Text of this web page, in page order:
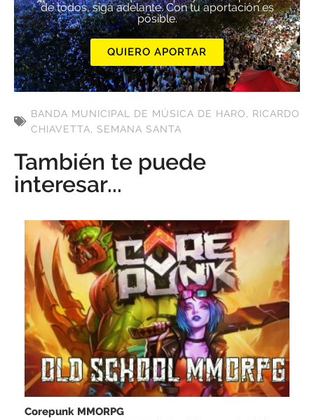
de todos, siga adelante. Con tu aportación es
posible.
QUIERO APORTAR
BANDA MUNICIPAL DE MÚSICA DE HARO, RICARDO
CHIAVETTA, SEMANA SANTA
También te puede
interesar...
Corepunk MMORPG